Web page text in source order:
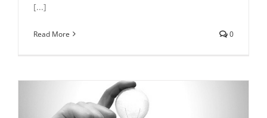
[...]
Read More 0